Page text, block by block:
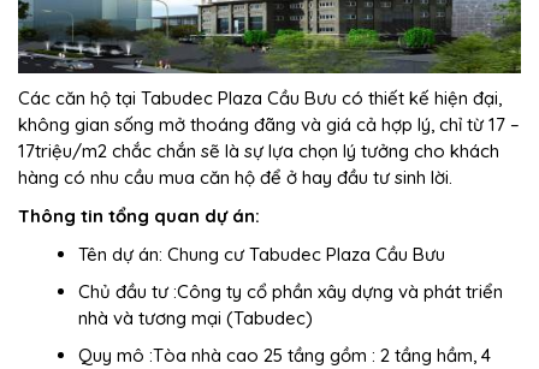
Các căn hộ tại Tabudec Plaza Cầu Bưu có thiết kế hiện đại,
không gian sống mở thoáng đãng và giá cả hợp lý, chỉ từ 17 –
17triệu/m2 chắc chắn sẽ là sự lựa chọn lý tưởng cho khách
hàng có nhu cầu mua căn hộ để ở hay đầu tư sinh lời.
Thông tin tổng quan dự án:
Tên dự án: Chung cư Tabudec Plaza Cầu Bưu
Chủ đầu tư :Công ty cổ phần xây dựng và phát triển
nhà và tương mại (Tabudec)
Quy mô :Tòa nhà cao 25 tầng gồm : 2 tầng hầm, 4